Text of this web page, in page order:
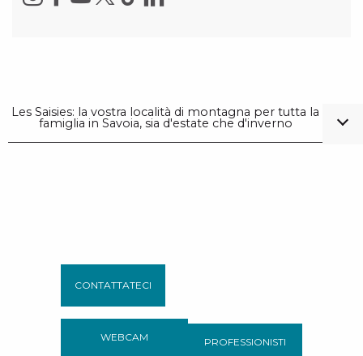
Les Saisies: la vostra località di montagna per tutta la
famiglia in Savoia, sia d'estate che d'inverno
CONTATTATECI
WEBCAM PROFESSIONISTI